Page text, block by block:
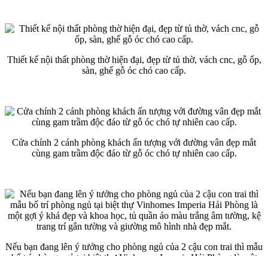
Thiết kế nội thất phòng thờ hiện đại, đẹp từ tủ thờ, vách cnc, gỗ ốp,
sàn, ghế gỗ óc chó cao cấp.
Cửa chính 2 cánh phòng khách ấn tượng với đường vân đẹp mắt
cùng gam trầm độc đáo từ gỗ óc chó tự nhiên cao cấp.
Nếu bạn đang lên ý tưởng cho phòng ngủ của 2 cậu con trai thì mẫu